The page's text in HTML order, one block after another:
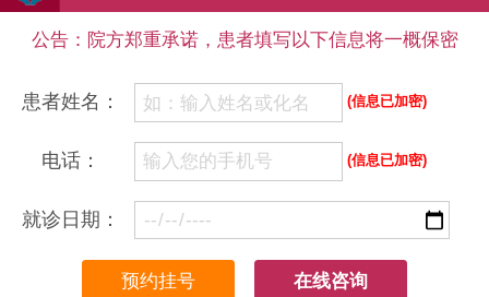
公告：院方郑重承诺，患者填写以下信息将一概保密
患者姓名： (信息已加密)
电话： (信息已加密)
就诊日期：
在线咨询